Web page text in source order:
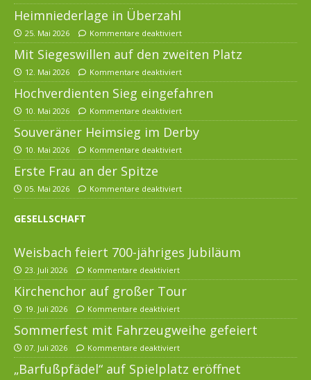
Heimniederlage in Überzahl
25. Mai 2026 Kommentare deaktiviert
Mit Siegeswillen auf den zweiten Platz
12. Mai 2026 Kommentare deaktiviert
Hochverdienten Sieg eingefahren
10. Mai 2026 Kommentare deaktiviert
Souveräner Heimsieg im Derby
10. Mai 2026 Kommentare deaktiviert
Erste Frau an der Spitze
05. Mai 2026 Kommentare deaktiviert
GESELLSCHAFT
Weisbach feiert 700-jähriges Jubiläum
23. Juli 2026 Kommentare deaktiviert
Kirchenchor auf großer Tour
19. Juli 2026 Kommentare deaktiviert
Sommerfest mit Fahrzeugweihe gefeiert
07. Juli 2026 Kommentare deaktiviert
„Barfußpfädel“ auf Spielplatz eröffnet